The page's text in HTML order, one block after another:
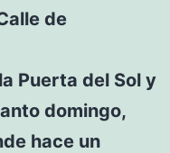
de
Puerta del Sol y
domingo,
hace un